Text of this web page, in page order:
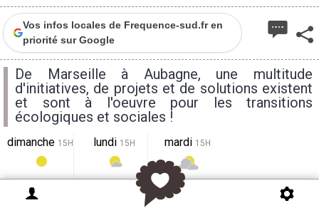
Vos infos locales de Frequence-sud.fr en
priorité sur Google
De Marseille à Aubagne, une multitude
d'initiatives, de projets et de solutions existent
et sont à l'oeuvre pour les transitions
écologiques et sociales !
dimanche 15H
34°
lundi 15H
29°
mardi 15H
29°